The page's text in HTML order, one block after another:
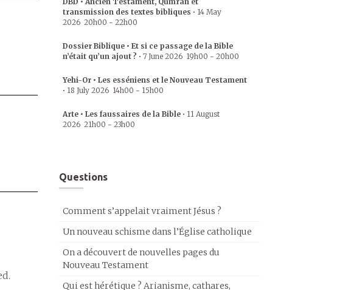
transmission des textes bibliques • 14 May
2026 20h00 - 22h00
Dossier Biblique • Et si ce passage de la Bible
n’était qu’un ajout ? • 7 June 2026 19h00 - 20h00
Yehi-Or • Les esséniens et le Nouveau Testament
• 18 July 2026 14h00 - 15h00
Arte • Les faussaires de la Bible • 11 August
2026 21h00 - 23h00
Questions
Comment s’appelait vraiment Jésus ?
Un nouveau schisme dans l’Église catholique
On a découvert de nouvelles pages du
Nouveau Testament
Qui est hérétique ? Arianisme, cathares,